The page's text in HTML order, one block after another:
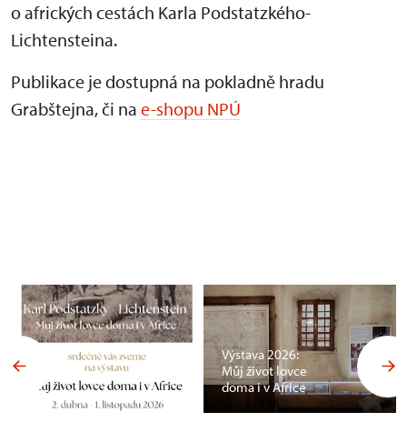
o afrických cestách Karla Podstatzkého-
Lichtensteina.
Publikace je dostupná na pokladně hradu
Grabštejna, či na e-shopu NPÚ
Výstava 2026:
Můj život lovce
doma i v Africe